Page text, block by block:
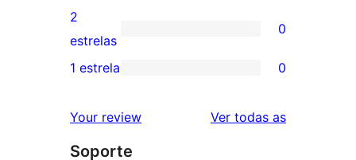
4
estrelas
valoracións
de
3
0
valoracións
2
2
estrelas
0
de
1
1 estrela 0
Your review Ver todas asvaloracións
Soporte